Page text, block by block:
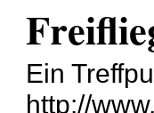
Ein
http://